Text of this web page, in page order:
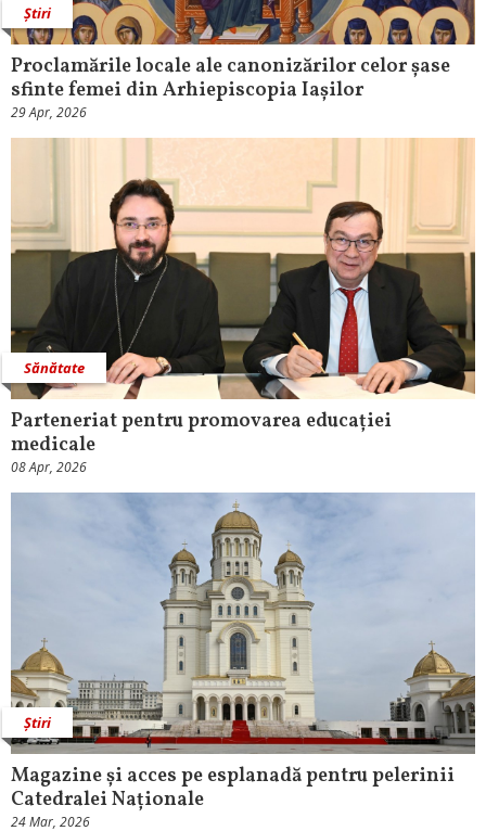
Știri
Proclamările locale ale canonizărilor celor șase
sfinte femei din Arhiepiscopia Iașilor
29 Apr, 2026
Sănătate
Parteneriat pentru promovarea educației
medicale
08 Apr, 2026
Știri
Magazine și acces pe esplanadă pentru pelerinii
Catedralei Naționale
24 Mar, 2026